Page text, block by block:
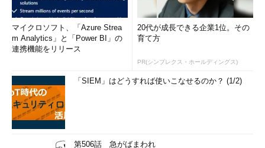
マイクロソフト、「Azure Strea
m Analytics」と「Power BI」の
連携機能をリリース
20代が成長できる企業1位。その
育て方
PR(シンプレクス・ホールディングス)
「SIEM」はどうすれば使いこなせるのか？ (1/2)
第506話 急がばまわれ